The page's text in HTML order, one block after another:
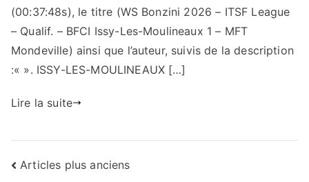
(00:37:48s), le titre (WS Bonzini 2026 – ITSF League
– Qualif. – BFCI Issy-Les-Moulineaux 1 – MFT
Mondeville) ainsi que l’auteur, suivis de la description
:« ». ISSY-LES-MOULINEAUX […]
Lire la suite
Navigation
Articles plus anciens